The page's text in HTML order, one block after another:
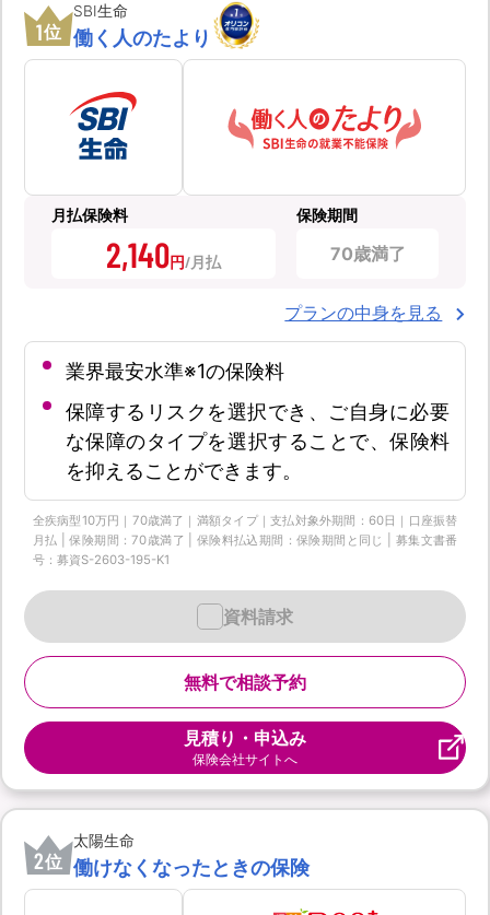
1位
SBI生命
働く人のたより
月払保険料
2,140円
保険期間
70歳満了
プランの中身を見る
業界最安水準※1の保険料
保障するリスクを選択でき、ご自身に必要
な保障のタイプを選択することで、保険料
を抑えることができます。
全疾病型10万円｜70歳満了｜満額タイプ｜支払対象外期間：60日｜口座振替
月払 | 保険期間：70歳満了 | 保険料払込期間：保険期間と同じ | 募集文書番
号：募資S-2603-195-K1
無料で相談予約
資料請求
見積り・申込み
保険会社サイトへ
2位
太陽生命
働けなくなったときの保険